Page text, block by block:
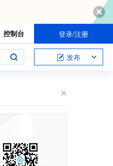
控制台 登录/注册
发布